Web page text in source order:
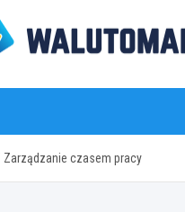
Zarządzanie czasem pracy